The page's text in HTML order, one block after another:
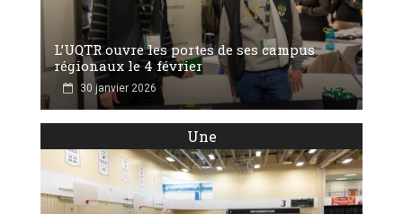
L’UQTR ouvre les portes de ses campus
régionaux le 4 février
30 janvier 2026
Une